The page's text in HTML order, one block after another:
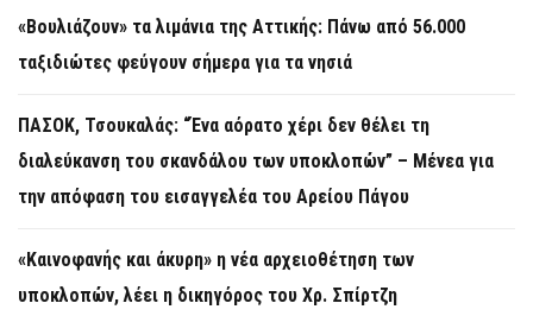
«Βουλιάζουν» τα λιμάνια της Αττικής: Πάνω από 56.000
ταξιδιώτες φεύγουν σήμερα για τα νησιά
ΠΑΣΟΚ, Τσουκαλάς: “Ένα αόρατο χέρι δεν θέλει τη
διαλεύκανση του σκανδάλου των υποκλοπών” – Μένεα για
την απόφαση του εισαγγελέα του Αρείου Πάγου
«Καινοφανής και άκυρη» η νέα αρχειοθέτηση των
υποκλοπών, λέει η δικηγόρος του Χρ. Σπίρτζη